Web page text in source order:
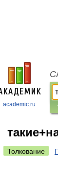
academic.ru
Толкование